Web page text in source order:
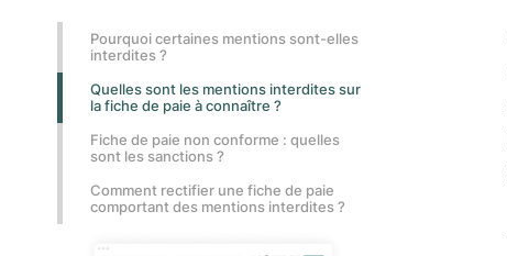
Pourquoi certaines mentions sont-elles
interdites ?
Quelles sont les mentions interdites sur
la fiche de paie à connaître ?
Fiche de paie non conforme : quelles
sont les sanctions ?
Comment rectifier une fiche de paie
comportant des mentions interdites ?